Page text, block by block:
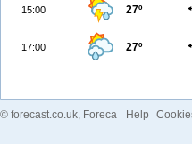
15:00 27º
17:00 27º
© forecast.co.uk, Foreca Help